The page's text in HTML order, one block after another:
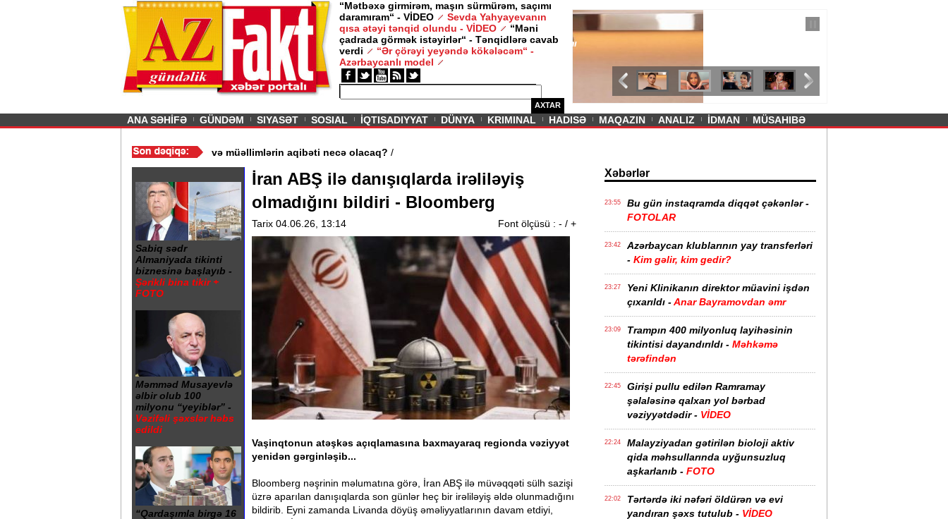
“Mətbəxə girmirəm, maşın sürmürəm, saçımı
daramıram“ - VİDEO
Sevda Yahyayevanın
qısa ətəyi tənqid olundu - VİDEO
“Məni
çadrada görmək istəyirlər“ - Tənqidlərə cavab
verdi
“Ər çörəyi yeyəndə kökələcəm“ -
Azərbaycanlı model
AXTAR
— 11 İyul 2026
Previous
ANA SƏHİFƏ GÜNDƏM SIYASƏT SOSIAL İQTISADIYYAT DÜNYA KRIMINAL HADISƏ MAQAZIN ANALIZ İDMAN MÜSAHIBƏ
Gədəbəydə 3 məktəb bağlandı - Şagird və müəllimlərin aqibəti necə olacaq?
Sabiq sədr
Almaniyada tikinti
biznesinə başlayıb -
Şərikli bina tikir +
FOTO
Məmməd Musayevlə
əlbir olub 100
milyonu “yeyiblər” -
Vəzifəli şəxslər həbs
edildi
“Qardaşımla birgə 16
İran ABŞ ilə danışıqlarda irəliləyiş
olmadığını bildiri - Bloomberg
Tarix 04.06.26, 13:14 Font ölçüsü : - / +
Vaşinqtonun atəşkəs açıqlamasına baxmayaraq regionda vəziyyət
yenidən gərginləşib...
Bloomberg nəşrinin məlumatına görə, İran ABŞ ilə müvəqqəti sülh sazişi
üzrə aparılan danışıqlarda son günlər heç bir irəliləyiş əldə olunmadığını
bildirib. Eyni zamanda Livanda döyüş əməliyyatlarının davam etdiyi,
Xəbərlər
23:55
Bu gün instaqramda diqqət çəkənlər -
FOTOLAR
23:42
Azərbaycan klublarının yay transferləri
- Kim gəlir, kim gedir?
23:27
Yeni Klinikanın direktor müavini işdən
çıxarıldı -Anar Bayramovdan əmr
23:09
Trampın 400 milyonluq layihəsinin
tikintisi dayandırıldı - Məhkəmə
tərəfindən
22:45
Girişi pullu edilən Ramramay
şəlaləsinə qalxan yol bərbad
vəziyyətdədir - VİDEO
22:24
Malayziyadan gətirilən bioloji aktiv
qida məhsullarında uyğunsuzluq
aşkarlanıb - FOTO
22:02
Tərtərdə iki nəfəri öldürən və evi
yandıran şəxs tutulub - VİDEO